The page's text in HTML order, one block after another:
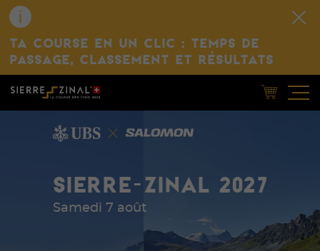
TA COURSE EN UN CLIC : TEMPS DE
PASSAGE, CLASSEMENT ET RÉSULTATS
SIERRE-ZINAL 2027
Samedi 7 août